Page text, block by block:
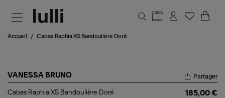
Accueil Cabas Raphia XS Bandoulière Doré
VANESSA BRUNO
Cabas
Partager
Cabas Raphia XS Bandoulière Doré 185,00 €